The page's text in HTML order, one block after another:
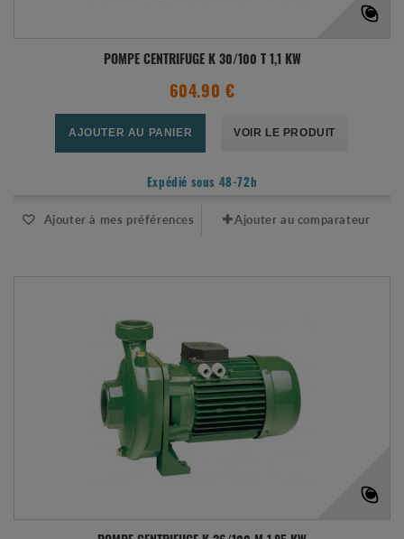
POMPE CENTRIFUGE K 30/100 T 1,1 KW
604.90 €
AJOUTER AU PANIER VOIR LE PRODUIT
Expédié sous 48-72h
Ajouter à mes préférences Ajouter au comparateur